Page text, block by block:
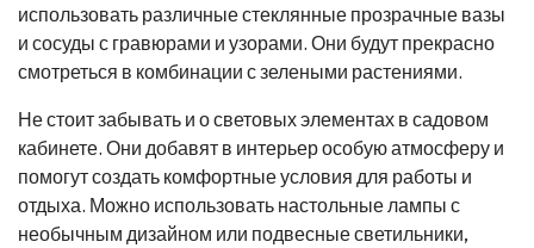
использовать различные стеклянные прозрачные вазы
и сосуды с гравюрами и узорами. Они будут прекрасно
смотреться в комбинации с зелеными растениями.
Не стоит забывать и о световых элементах в садовом
кабинете. Они добавят в интерьер особую атмосферу и
помогут создать комфортные условия для работы и
отдыха. Можно использовать настольные лампы с
необычным дизайном или подвесные светильники,